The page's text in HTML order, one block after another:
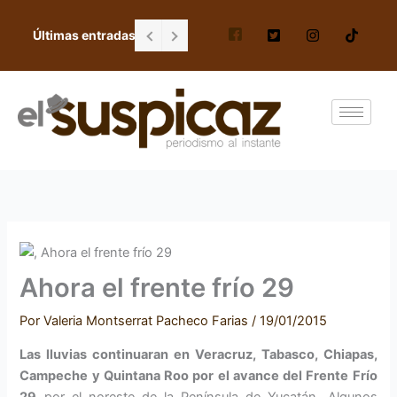
Últimas entradas FGR no resguardó cabaña donde halló
Ahora el frente frío 29
PorValeria Montserrat Pacheco Farias/19/01/2015
Las lluvias continuaran en Veracruz, Tabasco, Chiapas,
Campeche y Quintana Roo por el avance del Frente Frío